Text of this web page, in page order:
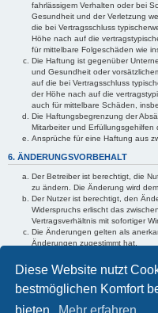
Diese Website nutzt
bestmöglichen Komfort
fahrlässigem Verhalten oder bei
Gesundheit und der Verletzung
die bei Vertragsschluss
Höhe nach auf die
für mittelbare Folgeschäden wie
Die Haftung ist gegenüber
und Gesundheit oder
auf die bei Vertragsschluss
der Höhe nach auf die
auch für mittelbare Schäden,
Die Haftungsbegrenzung der
Mitarbeiter und Erfüllungsgehilfen
Ansprüche für eine Haftung aus
6. ÄNDERUNGSVORBEHALT
Der Betreiber ist berechtigt, die
zu ändern. Die Änderung wird
Der Nutzer ist berechtigt, den
Widerspruchs erlischt das
Vertragsverhältnis mit sofortiger
Die Änderungen gelten als
Änderungen zugestimmt hat.
Informationen über den Umgang
Datenschutzerklärung enthalten.